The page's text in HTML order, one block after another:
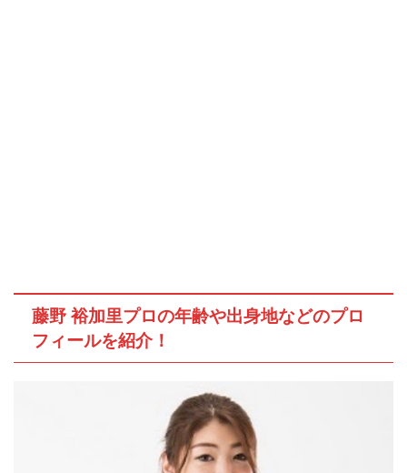
藤野 裕加里プロの年齢や出身地などのプロ
フィールを紹介！